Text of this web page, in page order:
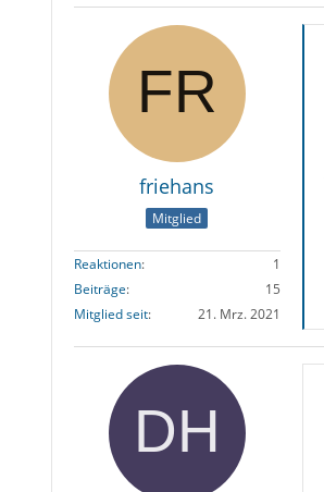
friehans
Mitglied
Reaktionen
1
Beiträge
15
Mitglied seit
21. Mrz. 2021